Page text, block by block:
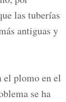
las tuberías
antiguas y
el plomo en el
se ha